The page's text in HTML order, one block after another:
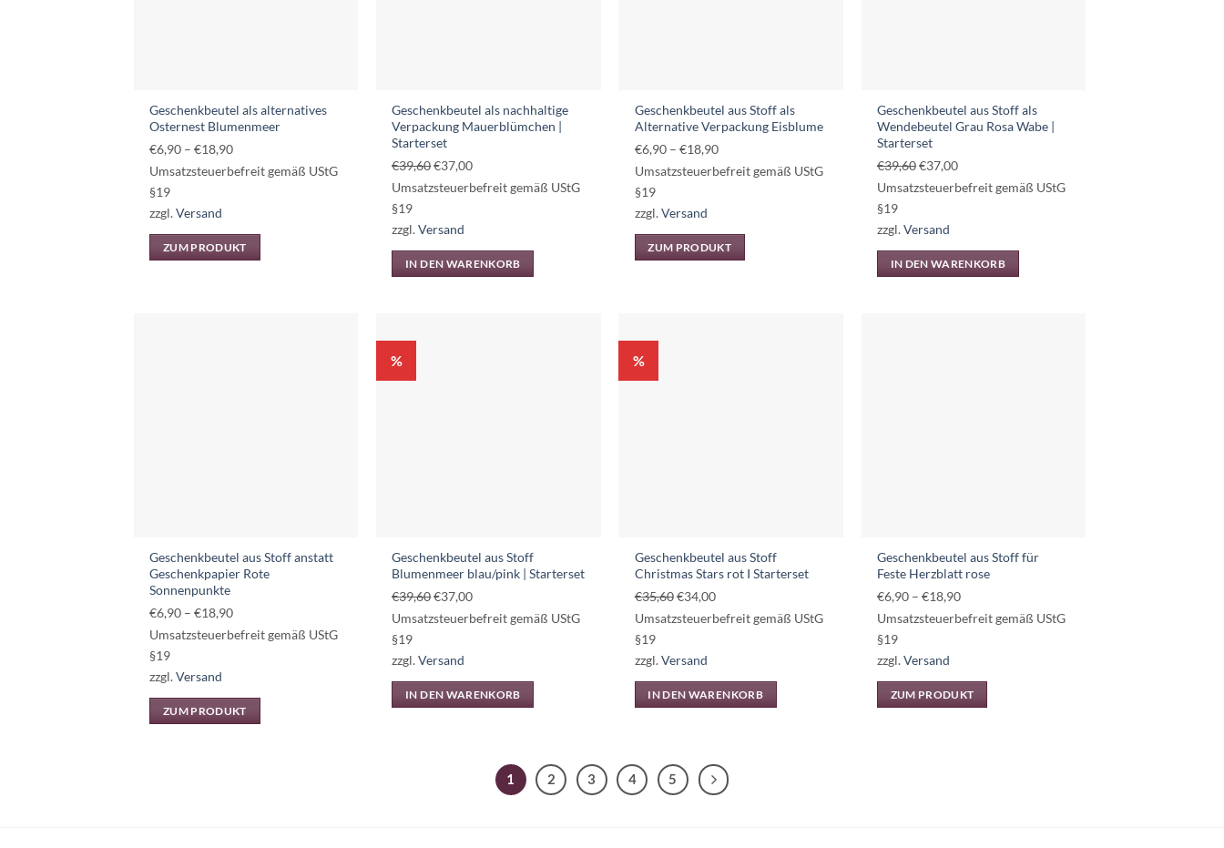
werden
Geschenkbeutel als alternatives
Osternest Blumenmeer
€6,90 –€18,90Preisspanne:
€6,90
Umsatzsteuerbefreit gemäß UStG
§19
zzgl.Versand
ZUM PRODUKT
Geschenkbeutel als nachhaltige
Verpackung Mauerblümchen |
Starterset
€39,60Ursprünglicher
Preis
€39,60
€37,00Aktueller
Preis
Umsatzsteuerbefreit gemäß UStG
§19
zzgl.Versand
IN DEN WARENKORB
Geschenkbeutel aus Stoff als
Alternative Verpackung Eisblume
€6,90 – €18,90Preisspanne:
€6,90
Umsatzsteuerbefreit gemäß UStG
§19
zzgl.Versand
ZUM PRODUKT
Varianten
Geschenkbeutel aus Stoff als
Wendebeutel Grau Rosa Wabe |
Starterset
€39,60Ursprünglicher
Preis
€39,60
€37,00Aktueller
Preis
Umsatzsteuerbefreit gemäß UStG
§19
zzgl.Versand
IN DEN WARENKORB
Geschenkbeutel aus Stoff anstatt
Geschenkpapier Rote
Sonnenpunkte
€6,90 –€18,90Preisspanne:
€6,90
Umsatzsteuerbefreit gemäß UStG
§19
zzgl.Versand
ZUM PRODUKT
%
Geschenkbeutel aus Stoff
Blumenmeer blau/pink | Starterset
€39,60Ursprünglicher
Preis
€39,60
€37,00Aktueller
Preis
Umsatzsteuerbefreit gemäß UStG
§19
zzgl.Versand
IN DEN WARENKORB
%
Geschenkbeutel aus Stoff
Christmas Stars rot I Starterset
€35,60 Ursprünglicher
Preis
€35,60
€34,00Aktueller
Preis
Umsatzsteuerbefreit gemäß UStG
§19
zzgl.Versand
IN DEN WARENKORB
Geschenkbeutel aus Stoff für
Feste Herzblatt rose
€6,90 – €18,90Preisspanne:
€6,90
Umsatzsteuerbefreit gemäß UStG
§19
zzgl.Versand
ZUM PRODUKT
1 2 3 4 5